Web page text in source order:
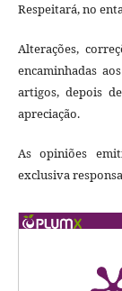
Respeitará, no
Alterações,
encaminhadas
artigos, depois
apreciação.
As opiniões
exclusiva